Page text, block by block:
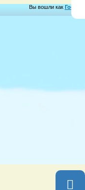
Вы вошли как Гость